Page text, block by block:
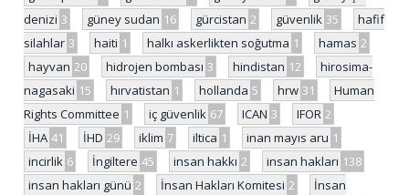
denizi 3 güney sudan 16 gürcistan 2 güvenlik 35
hafif
silahlar 3 haiti 1 halkı askerlikten soğutma 1 hamas 2
hayvan 20 hidrojen bombası 3 hindistan 12
hirosima-
nagasaki 15 hırvatistan 1 hollanda 5 hrw 31
Human
Rights Committee 1 iç güvenlik 67 ICAN 3 IFOR 2
İHA 41 İHD 29 iklim 7 iltica 1 inan mayıs aru 1
incirlik 6 İngiltere 45 insan hakkı 2 insan hakları 138
insan hakları günü 2 İnsan Hakları Komitesi 2
İnsan